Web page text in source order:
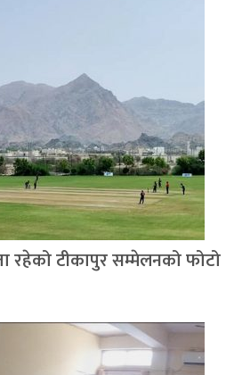
रहेको टीकापुर सम्मेलनको फोटो